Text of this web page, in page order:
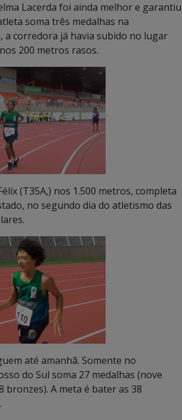
Lacerda foi ainda melhor e garantiu
soma três medalhas na
a corredora já havia subido no lugar
200 metros rasos.
(T35A,) nos 1.500 metros, completa
no segundo dia do atletismo das
até amanhã. Somente no
do Sul soma 27 medalhas (nove
bronzes). A meta é bater as 38